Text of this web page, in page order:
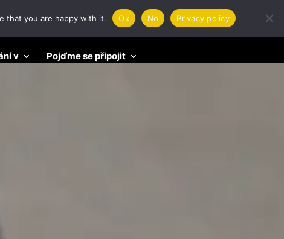
v Pojďme se připojit
that you are happy with it. Ok No Privacy policy